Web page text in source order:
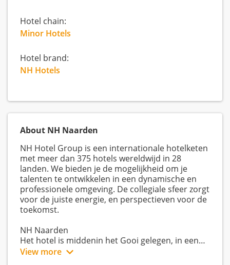
Hotel chain:
Minor Hotels
Hotel brand:
NH Hotels
About NH Naarden
NH Hotel Group is een internationale hotelketen
met meer dan 375 hotels wereldwijd in 28
landen. We bieden je de mogelijkheid om je
talenten te ontwikkelen in een dynamische en
professionele omgeving. De collegiale sfeer zorgt
voor de juiste energie, en perspectieven voor de
toekomst.
NH Naarden
Het hotel is middenin het Gooi gelegen, in een
uiterst mooie omgeving. Het hotel beschikt over
View more